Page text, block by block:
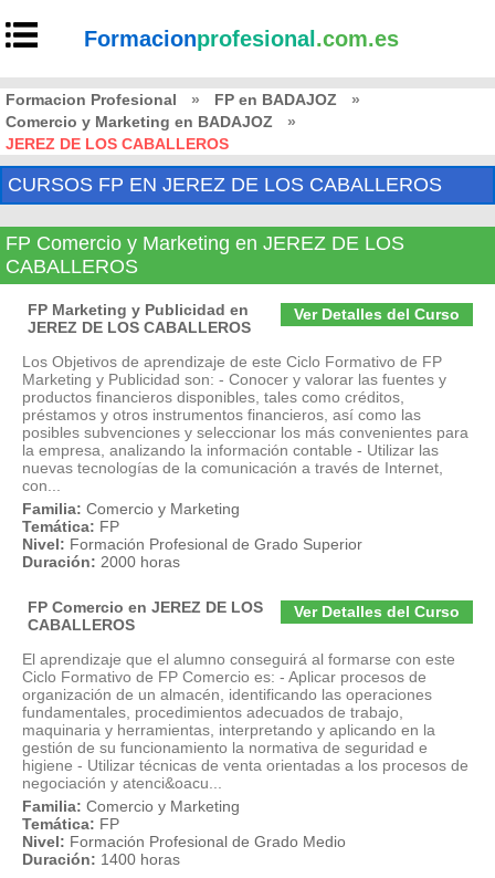
Formacionprofesional .com.es
Formacion Profesional » FP en BADAJOZ
»
Comercio y Marketing en BADAJOZ
»
JEREZ DE LOS CABALLEROS
CURSOS FP EN JEREZ DE LOS CABALLEROS
FP Comercio y Marketing en JEREZ DE LOS
CABALLEROS
Ver Detalles del Curso
FP Marketing y Publicidad en
JEREZ DE LOS CABALLEROS
Los Objetivos de aprendizaje de este Ciclo Formativo de FP
Marketing y Publicidad son: - Conocer y valorar las fuentes y
productos financieros disponibles, tales como créditos,
préstamos y otros instrumentos financieros, así como las
posibles subvenciones y seleccionar los más convenientes para
la empresa, analizando la información contable - Utilizar las
nuevas tecnologías de la comunicación a través de Internet,
con...
Familia: Comercio y Marketing
Temática: FP
Nivel: Formación Profesional de Grado Superior
Duración: 2000 horas
Ver Detalles del Curso
FP Comercio en JEREZ DE LOS
CABALLEROS
El aprendizaje que el alumno conseguirá al formarse con este
Ciclo Formativo de FP Comercio es: - Aplicar procesos de
organización de un almacén, identificando las operaciones
fundamentales, procedimientos adecuados de trabajo,
maquinaria y herramientas, interpretando y aplicando en la
gestión de su funcionamiento la normativa de seguridad e
higiene - Utilizar técnicas de venta orientadas a los procesos de
negociación y atenci&oacu...
Familia: Comercio y Marketing
Temática: FP
Nivel: Formación Profesional de Grado Medio
Duración: 1400 horas